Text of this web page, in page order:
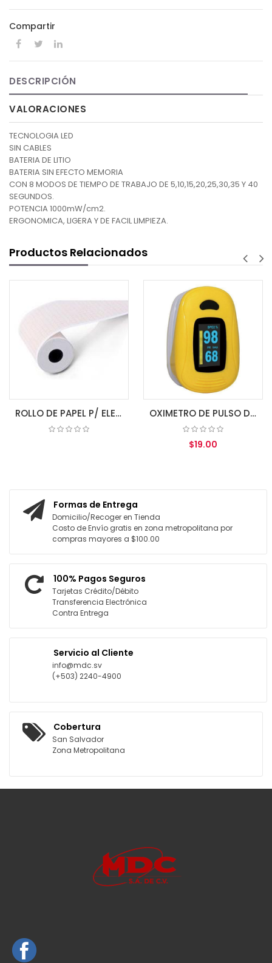
Compartir
DESCRIPCIÓN
VALORACIONES
TECNOLOGIA LED
SIN CABLES
BATERIA DE LITIO
BATERIA SIN EFECTO MEMORIA
CON 8 MODOS DE TIEMPO DE TRABAJO DE 5,10,15,20,25,30,35 Y 40
SEGUNDOS.
POTENCIA 1000mW/cm2.
ERGONOMICA, LIGERA Y DE FACIL LIMPIEZA.
Productos Relacionados
ROLLO DE PAPEL P/ ELECTROCARDIOGRAFO 80MM X 20MM 3 CH OXIMETRO DE PULSO DE DEDO A3 IPX1 ZONDAN
$19.00
Formas de Entrega
Domicilio/Recoger en Tienda
Costo de Envío gratis en zona metropolitana por
compras mayores a $100.00
100% Pagos Seguros
Tarjetas Crédito/Débito
Transferencia Electrónica
Contra Entrega
Servicio al Cliente
info@mdc.sv
(+503) 2240-4900
Cobertura
San Salvador
Zona Metropolitana